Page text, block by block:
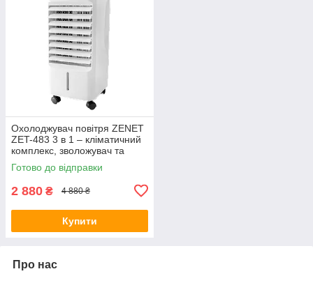
Охолоджувач повітря ZENET
ZET-483 3 в 1 – кліматичний
комплекс, зволожувач та
очищувач повітря
Готово до відправки
2 880 ₴ 4 880 ₴
Купити
Про нас